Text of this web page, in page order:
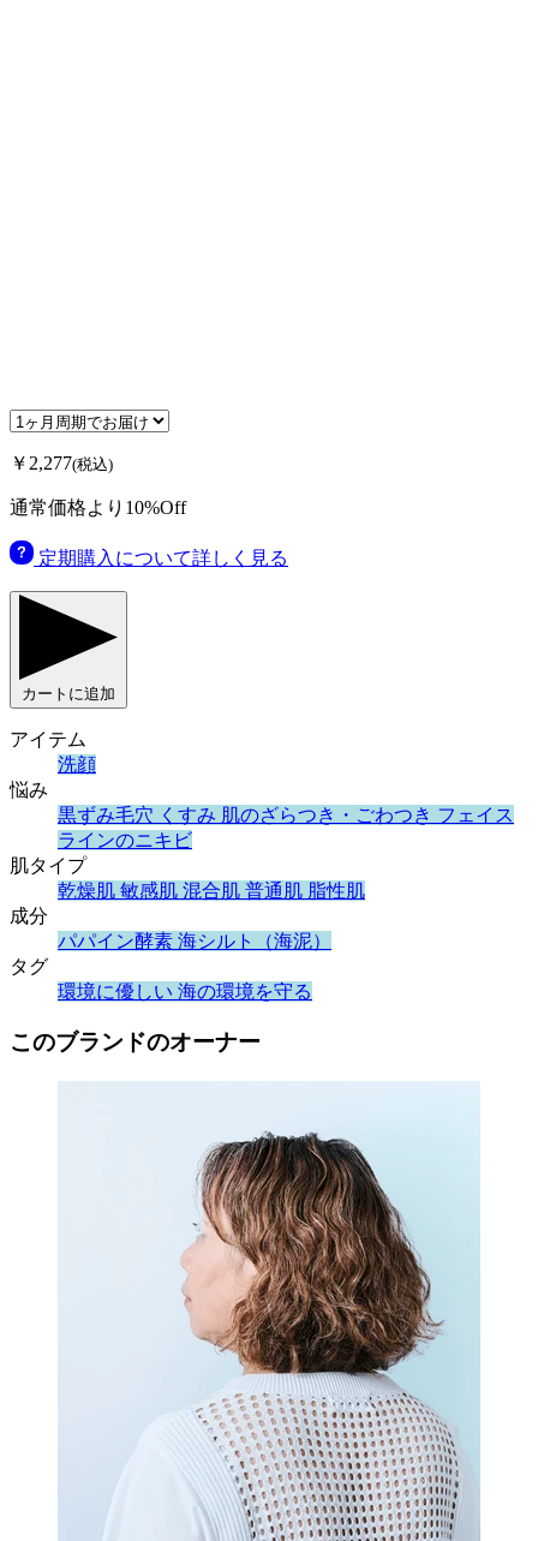
￥2,277(税込)
通常価格より10%Off
定期購入について詳しく見る
カートに追加
アイテム
洗顔
悩み
黒ずみ毛穴 くすみ 肌のざらつき・ごわつき フェイス
ラインのニキビ
肌タイプ
乾燥肌 敏感肌 混合肌 普通肌 脂性肌
成分
パパイン酵素 海シルト（海泥）
タグ
環境に優しい 海の環境を守る
このブランドのオーナー